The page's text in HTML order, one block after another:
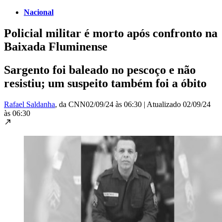
Nacional
Policial militar é morto após confronto na
Baixada Fluminense
Sargento foi baleado no pescoço e não
resistiu; um suspeito também foi a óbito
Rafael Saldanha, da CNN02/09/24 às 06:30 | Atualizado 02/09/24
às 06:30